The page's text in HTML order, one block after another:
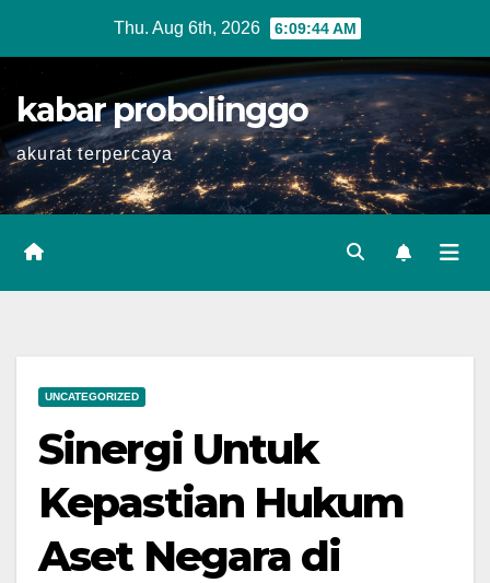
Thu. Aug 6th, 2026 6:09:45 AM
kabar probolinggo
akurat terpercaya
UNCATEGORIZED
Sinergi Untuk
Kepastian Hukum
Aset Negara di